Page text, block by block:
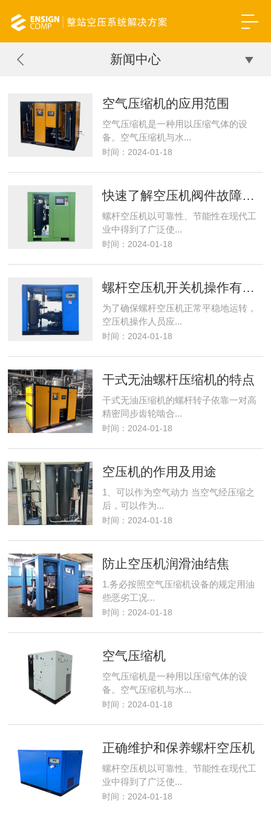
新闻中心
空气压缩机的应用范围
空气压缩机是一种用以压缩气体的设
备。空气压缩机与水...
时间：2024-01-18
快速了解空压机阀件故障和原理知识
螺杆空压机以可靠性、节能性在现代工
业中得到了广泛使...
时间：2024-01-18
螺杆空压机开关机操作有什么注意事项
为了确保螺杆空压机正常平稳地运转，
空压机操作人员应...
时间：2024-01-18
干式无油螺杆压缩机的特点
干式无油压缩机的螺杆转子依靠一对高
精密同步齿轮啮合...
时间：2024-01-18
空压机的作用及用途
1、可以作为空气动力 当空气经压缩之
后，可以作为...
时间：2024-01-18
防止空压机润滑油结焦
1.务必按照空气压缩机设备的规定用油
些恶劣工况...
时间：2024-01-18
空气压缩机
空气压缩机是一种用以压缩气体的设
备。空气压缩机与水...
时间：2024-01-18
正确维护和保养螺杆空压机
螺杆空压机以可靠性、节能性在现代工
业中得到了广泛使...
时间：2024-01-18